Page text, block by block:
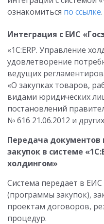
ознакомиться по ссылке.
Интеграция с ЕИС
«1С:ERP. Управление
удовлетворение
ведущих
«О закупках товаров,
видами юридических
постановлений
№ 616 21.06.2012 и
Передача
закупок в системе
холдингом»
Система передает в
(программы закупок),
проектам договоров,
процедур.